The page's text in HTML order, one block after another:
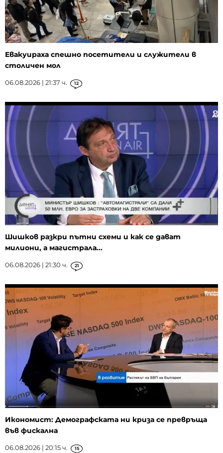
Евакуираха спешно посетители и служители в
столичен мол
06.08.2026 | 21:37 ч. 12
Шишков разкри пътни схеми и как се дават
милиони, а магистрала...
06.08.2026 | 21:30 ч. 21
Икономист: Демографската ни криза се превръща
във фискална
06.08.2026 | 20:15 ч. 15